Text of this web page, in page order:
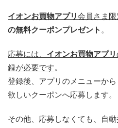
イオンお買物アプリ会員さま
の無料クーポンプレゼント 。
応募には、 イオンお買物アプリ
録が必要です。
登録後、アプリのメニューから
欲しいクーポンへ応募します。
その他、応募しなくても、自